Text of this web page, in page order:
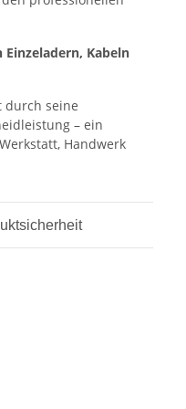
Einzeladern, Kabeln
durch seine
– ein
Handwerk